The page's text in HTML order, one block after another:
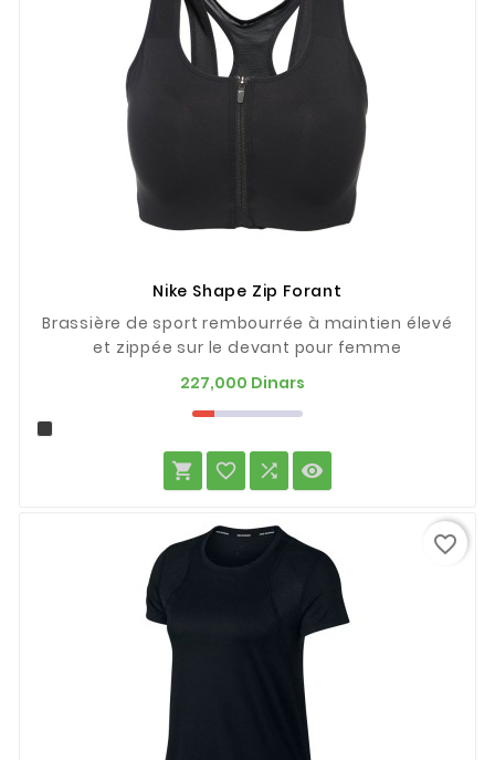
Nike Shape Zip Forant
Brassière de sport rembourrée à maintien élevé
et zippée sur le devant pour femme
227,000 Dinars
   
favorite_border